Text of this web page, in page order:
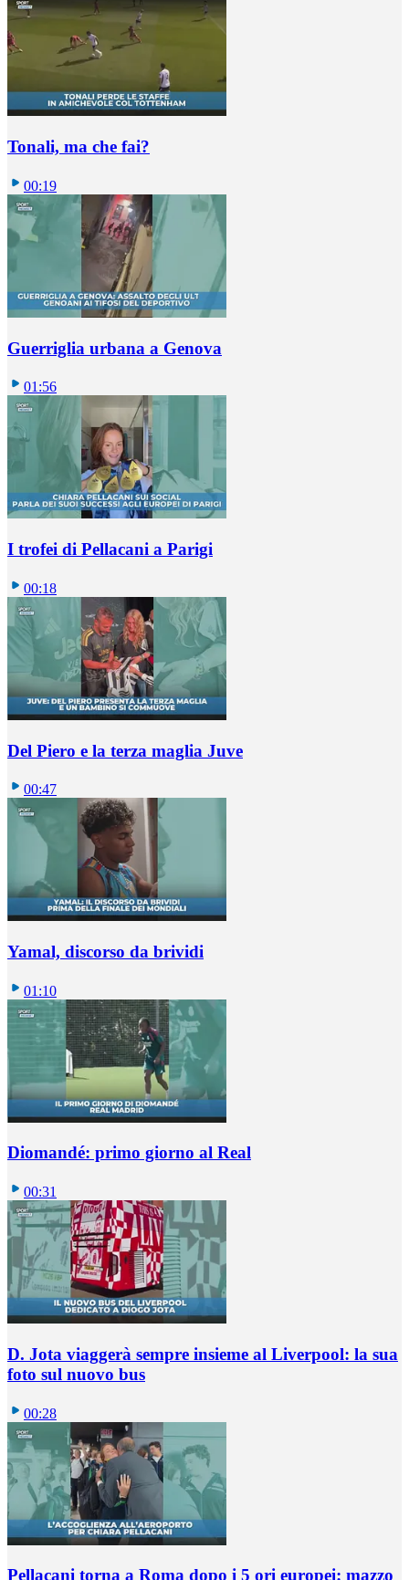
Tonali, ma che fai?
00:19
Guerriglia urbana a Genova
01:56
I trofei di Pellacani a Parigi
00:18
Del Piero e la terza maglia Juve
00:47
Yamal, discorso da brividi
01:10
Diomandé: primo giorno al Real
00:31
D. Jota viaggerà sempre insieme al Liverpool: la sua
foto sul nuovo bus
00:28
Pellacani torna a Roma dopo i 5 ori europei: mazzo